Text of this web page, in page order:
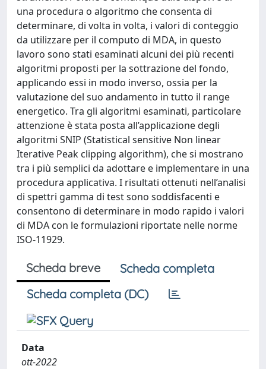
una procedura o algoritmo che consenta di
determinare, di volta in volta, i valori di conteggio
da utilizzare per il computo di MDA, in questo
lavoro sono stati esaminati alcuni dei più recenti
algoritmi proposti per la sottrazione del fondo,
applicando essi in modo inverso, ossia per la
valutazione del suo andamento in tutto il range
energetico. Tra gli algoritmi esaminati, particolare
attenzione è stata posta all’applicazione degli
algoritmi SNIP (Statistical sensitive Non linear
Iterative Peak clipping algorithm), che si mostrano
tra i più semplici da adottare e implementare in una
procedura applicativa. I risultati ottenuti nell’analisi
di spettri gamma di test sono soddisfacenti e
consentono di determinare in modo rapido i valori
di MDA con le formulazioni riportate nelle norme
ISO-11929.
Scheda breve
Scheda completa
Scheda completa (DC)
Data
ott-2022